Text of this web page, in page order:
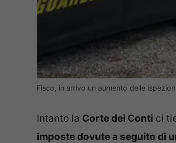
Fisco, in arrivo un aumento delle
Intanto la Corte dei Conti ci
imposte dovute a seguito di